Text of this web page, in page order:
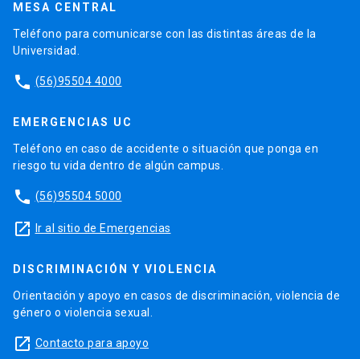
MESA CENTRAL
Teléfono para comunicarse con las distintas áreas de la
Universidad.
phone (56)95504 4000
EMERGENCIAS UC
Teléfono en caso de accidente o situación que ponga en
riesgo tu vida dentro de algún campus.
phone (56)95504 5000
launch Ir al sitio de Emergencias
DISCRIMINACIÓN Y VIOLENCIA
Orientación y apoyo en casos de discriminación, violencia de
género o violencia sexual.
launch Contacto para apoyo